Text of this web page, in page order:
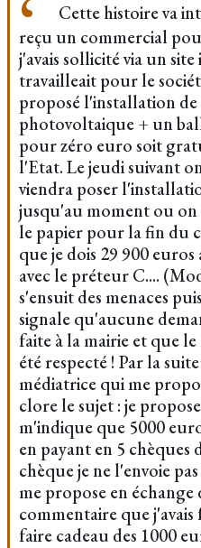
Cette histoire va
reçu un commercial
j'avais sollicité via un
travailleait pour le
proposé l'installation
photovoltaique + un
pour zéro euro soit
l'Etat. Le jeudi suivant
viendra poser
jusqu'au moment ou on
le papier pour la fin du
que je dois 29 900
avec le préteur C....
s'ensuit des menaces
signale qu'aucune
faite à la mairie et que
été respecté ! Par la
médiatrice qui me
clore le sujet : je
m'indique que 5000
en payant en 5 chèques
chèque je ne l'envoie
me propose en
commentaire que
faire cadeau des 1000